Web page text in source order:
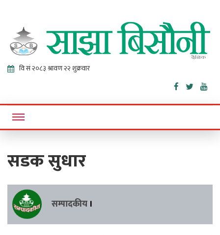
Sajha
Bisaunee
Online News Portal
सडक सुधार
सम्पादकीय ।